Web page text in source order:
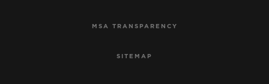
MSA TRANSPARENCY
SITEMAP